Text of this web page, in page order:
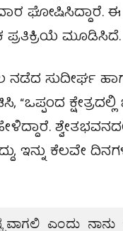
ಘೋಷಿಸಿದ್ದಾರೆ.
ಪ್ರತಿಕ್ರಿಯೆ ಮೂಡಿಸಿದೆ.
ನಡೆದ ಸುದೀರ್ಘ
“ಒಪ್ಪಂದ
ಇನ್ನು ಕೆಲವೇ
ಎಂದು